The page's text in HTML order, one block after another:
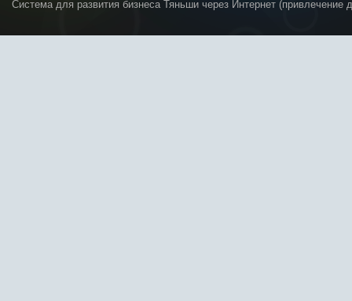
Система для развития бизнеса Тяньши через Интернет (привлечение